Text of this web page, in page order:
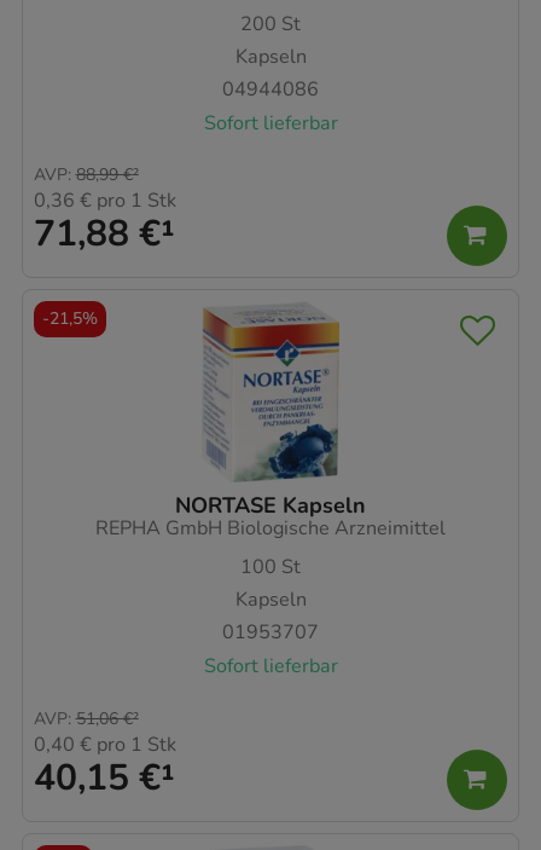
200 St
Kapseln
04944086
Sofort lieferbar
71,88 €¹
AVP: 88,99 €²
0,36 € pro 1 Stk
NORTASE Kapseln
REPHA GmbH Biologische Arzneimittel
100 St
Kapseln
01953707
Sofort lieferbar
40,15 €¹
AVP: 51,06 €²
0,40 € pro 1 Stk
-21,5%